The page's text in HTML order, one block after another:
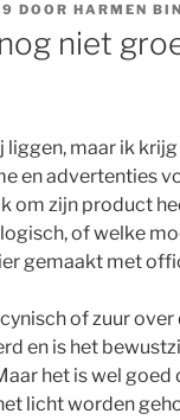
DOOR HARMEN
niet
liggen, maar ik
en advertenties
om zijn product
of welke
gemaakt met
of zuur
en is het
het is wel
licht worden